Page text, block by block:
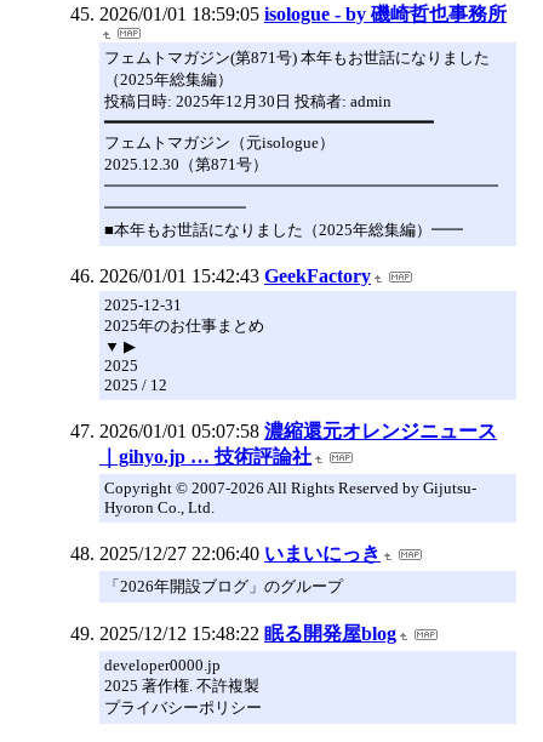
2026/01/01 18:59:05 isologue - by 磯崎哲也事務所
フェムトマガジン(第871号) 本年もお世話になりました
（2025年総集編）
投稿日時: 2025年12月30日 投稿者: admin
━━━━━━━━━━━━━━━━━━━━━━━━━━━━━━━━━━
フェムトマガジン（元isologue）
2025.12.30（第871号）
━━━━━━━━━━━━━━━━━━━━━━━━━
━━━━━━━━━
■本年もお世話になりました（2025年総集編）━━
2026/01/01 15:42:43 GeekFactory
2025-12-31
2025年のお仕事まとめ
▼ ▶
2025
2025 / 12
2026/01/01 05:07:58 濃縮還元オレンジニュース
｜gihyo.jp … 技術評論社
Copyright © 2007-2026 All Rights Reserved by Gijutsu-
Hyoron Co., Ltd.
2025/12/27 22:06:40 いまいにっき
「2026年開設ブログ」のグループ
2025/12/12 15:48:22 眠る開発屋blog
developer0000.jp
2025 著作権. 不許複製
プライバシーポリシー